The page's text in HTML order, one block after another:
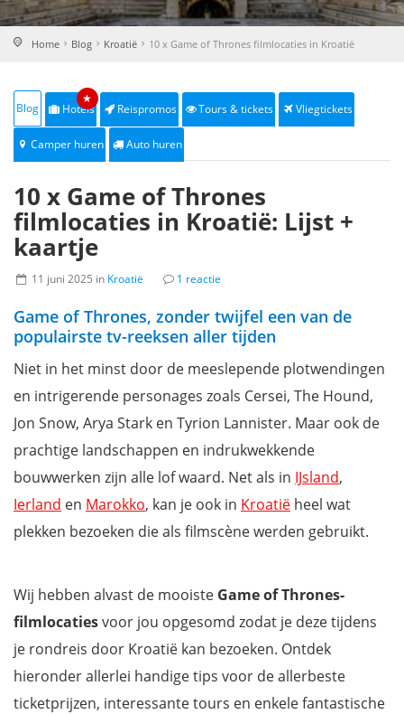
Home Blog Kroatië 10 x Game of Thrones filmlocaties in Kroatië
Blog Hotels
★
Reispromos Tours & tickets Vliegtickets
Camper huren Auto huren
10 x Game of Thrones
filmlocaties in Kroatië: Lijst +
kaartje
11 juni 2025 in Kroatië 1 reactie
Game of Thrones, zonder twijfel een van de
populairste tv-reeksen aller tijden
Niet in het minst door de meeslepende plotwendingen
en intrigerende personages zoals Cersei, The Hound,
Jon Snow, Arya Stark en Tyrion Lannister. Maar ook de
prachtige landschappen en indrukwekkende
bouwwerken zijn alle lof waard. Net als in IJsland,
Ierland en Marokko, kan je ook in Kroatië heel wat
plekken bezoeken die als filmscène werden gebruikt.
Wij hebben alvast de mooiste Game of Thrones-
filmlocatiesvoor jou opgesomd zodat je deze tijdens
je rondreis door Kroatië kan bezoeken. Ontdek
hieronder allerlei handige tips voor de allerbeste
ticketprijzen, interessante tours en enkele fantastische